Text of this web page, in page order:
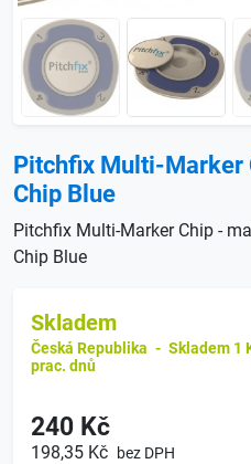
Pitchfix Multi-Marker
Chip Blue
Pitchfix Multi-Marker Chip -
Chip Blue
Skladem
Česká Republika - Skladem 1
prac. dnů
240 Kč
198,35 Kč bez DPH